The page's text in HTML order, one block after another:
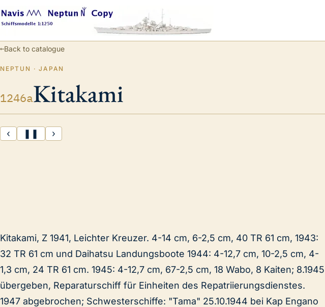
←Back to catalogue
NEPTUN · JAPAN
1246aKitakami
‹ ❚❚ ›
Kitakami, Z 1941, Leichter Kreuzer. 4-14 cm, 6-2,5 cm, 40 TR 61 cm, 1943:
32 TR 61 cm und Daihatsu Landungsboote 1944: 4-12,7 cm, 10-2,5 cm, 4-
1,3 cm, 24 TR 61 cm. 1945: 4-12,7 cm, 67-2,5 cm, 18 Wabo, 8 Kaiten; 8.1945
übergeben, Reparaturschiff für Einheiten des Repatriierungsdienstes.
1947 abgebrochen; Schwesterschiffe: "Tama" 25.10.1944 bei Kap Engano